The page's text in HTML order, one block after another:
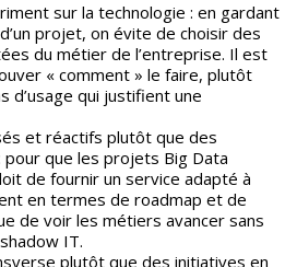
sur la technologie : en gardant
projet, on évite de choisir des
du métier de l’entreprise. Il est
« comment » le faire, plutôt
d’usage qui justifient une
et réactifs plutôt que des
que les projets Big Data
de fournir un service adapté à
en termes de roadmap et de
de voir les métiers avancer sans
IT.
plutôt que des initiatives en